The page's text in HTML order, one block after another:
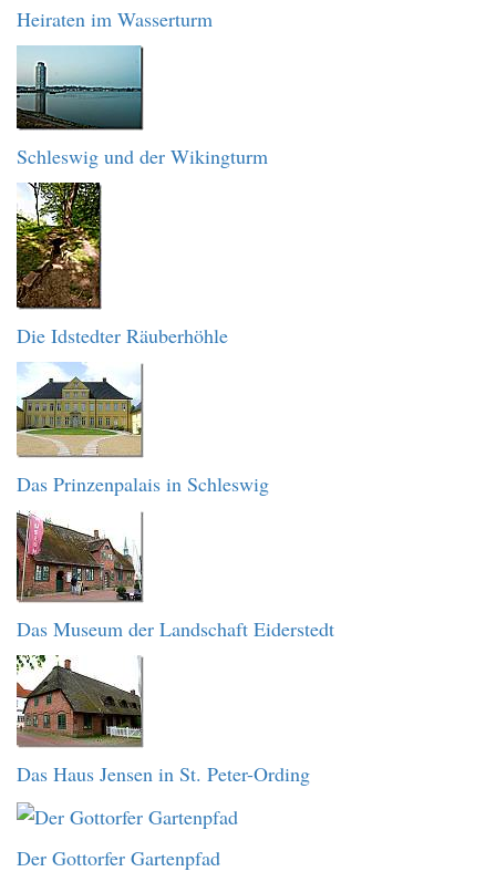
Heiraten im Wasserturm
Schleswig und der Wikingturm
Die Idstedter Räuberhöhle
Das Prinzenpalais in Schleswig
Das Museum der Landschaft Eiderstedt
Das Haus Jensen in St. Peter-Ording
Der Gottorfer Gartenpfad